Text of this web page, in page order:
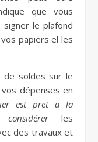
que vous
signer le plafond
papiers el les
de soldes sur le
dépenses en
est pret a la
les
des travaux et